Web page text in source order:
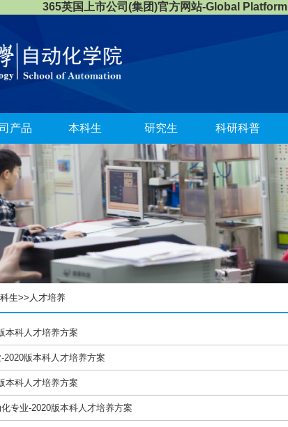
365英国上市公司(集团)官方网站-Global Platform
产品 本科生 研究生 科研科普
生>> 人才培养
本科人才培养方案
2020版本科人才培养方案
本科人才培养方案
专业-2020版本科人才培养方案